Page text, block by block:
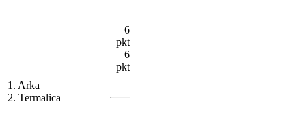
1. Arka
2. Termalica
6
pkt
6
pkt